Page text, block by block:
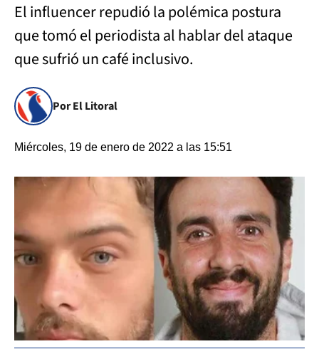
El influencer repudió la polémica postura
que tomó el periodista al hablar del ataque
que sufrió un café inclusivo.
Por El Litoral
Miércoles, 19 de enero de 2022 a las 15:51